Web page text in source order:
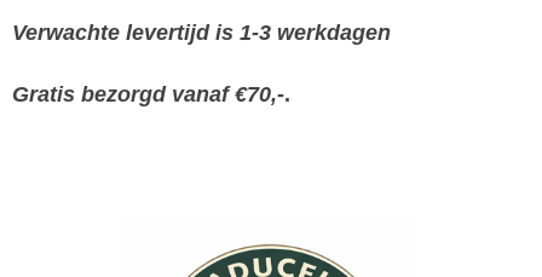
Verwachte levertijd is 1-3 werkdagen
Gratis bezorgd vanaf €70,-.